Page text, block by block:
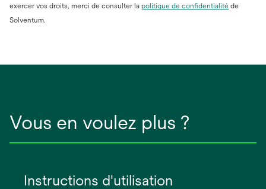
exercer vos droits, merci de consulter la politique de confidentialité s’ouvre
de
Solventum.
Vous en voulez plus ?
Instructions d'utilisation